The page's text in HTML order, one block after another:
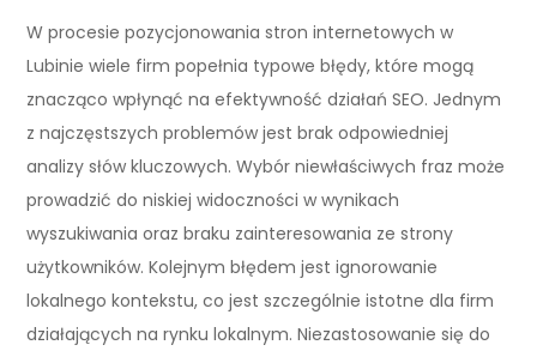
W procesie pozycjonowania stron internetowych w
Lubinie wiele firm popełnia typowe błędy, które mogą
znacząco wpłynąć na efektywność działań SEO. Jednym
z najczęstszych problemów jest brak odpowiedniej
analizy słów kluczowych. Wybór niewłaściwych fraz może
prowadzić do niskiej widoczności w wynikach
wyszukiwania oraz braku zainteresowania ze strony
użytkowników. Kolejnym błędem jest ignorowanie
lokalnego kontekstu, co jest szczególnie istotne dla firm
działających na rynku lokalnym. Niezastosowanie się do